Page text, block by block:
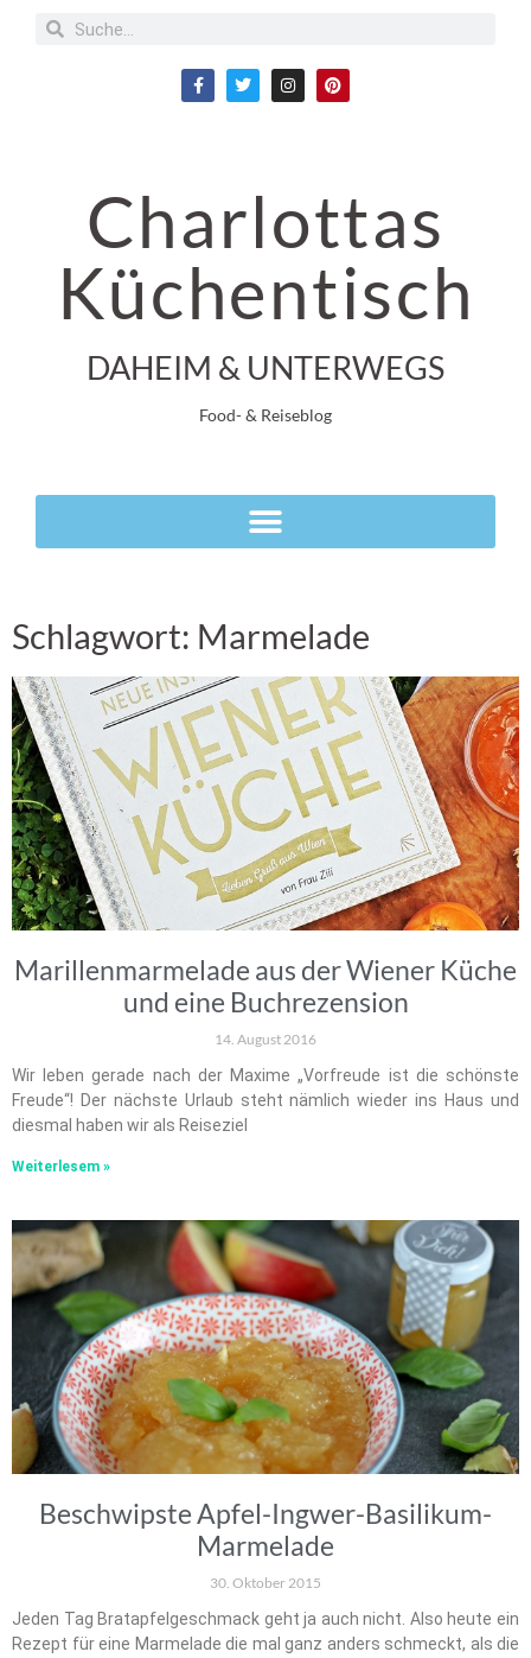
Charlottas
Küchentisch
DAHEIM & UNTERWEGS
Food- & Reiseblog
Schlagwort: Marmelade
Marillenmarmelade aus der Wiener Küche
und eine Buchrezension
14. August 2016
Wir leben gerade nach der Maxime „Vorfreude ist die schönste
Freude“! Der nächste Urlaub steht nämlich wieder ins Haus und
diesmal haben wir als Reiseziel
Weiterlesem »
Beschwipste Apfel-Ingwer-Basilikum-
Marmelade
30. Oktober 2015
Jeden Tag Bratapfelgeschmack geht ja auch nicht. Also heute ein
Rezept für eine Marmelade die mal ganz anders schmeckt, als die